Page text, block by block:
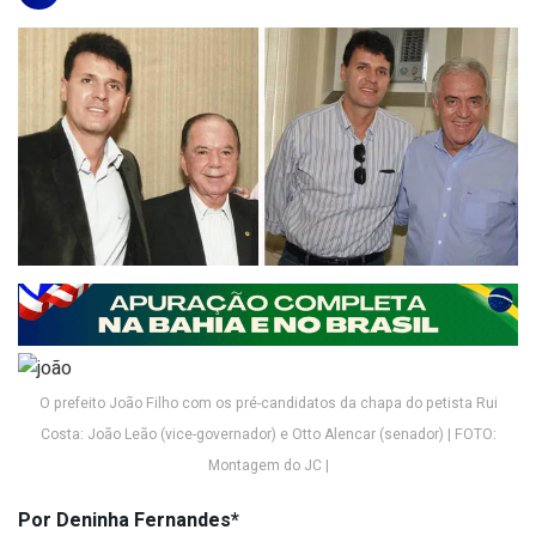
O prefeito João Filho com os pré-candidatos da chapa do petista Rui
Costa: João Leão (vice-governador) e Otto Alencar (senador) | FOTO:
Montagem do JC |
Por Deninha Fernandes*